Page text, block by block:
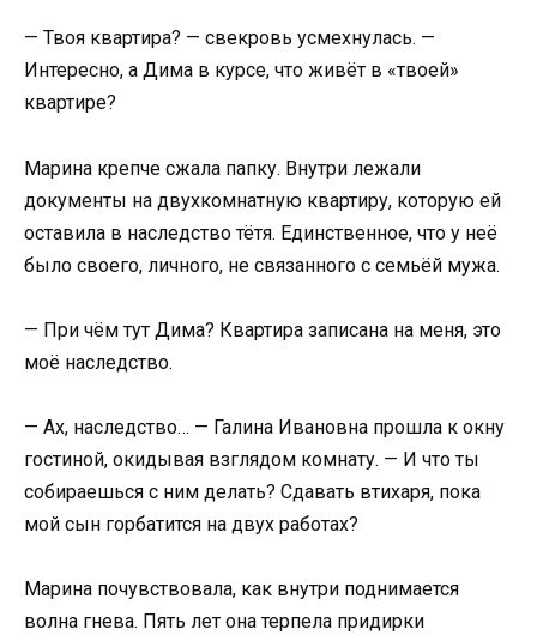
— Твоя квартира? — свекровь усмехнулась. —
Интересно, а Дима в курсе, что живёт в «твоей»
квартире?
Марина крепче сжала папку. Внутри лежали
документы на двухкомнатную квартиру, которую ей
оставила в наследство тётя. Единственное, что у неё
было своего, личного, не связанного с семьёй мужа.
— При чём тут Дима? Квартира записана на меня, это
моё наследство.
— Ах, наследство… — Галина Ивановна прошла к окну
гостиной, окидывая взглядом комнату. — И что ты
собираешься с ним делать? Сдавать втихаря, пока
мой сын горбатится на двух работах?
Марина почувствовала, как внутри поднимается
волна гнева. Пять лет она терпела придирки